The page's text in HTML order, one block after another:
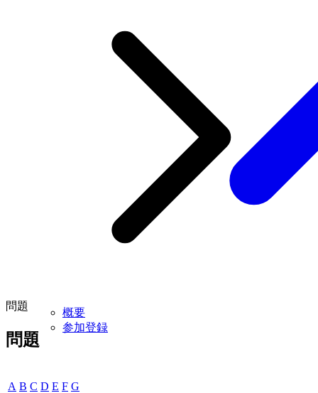
概要
参加登録
問題
問題
A B C D E F G